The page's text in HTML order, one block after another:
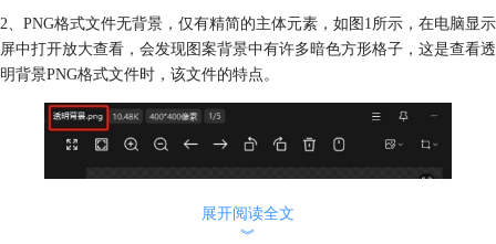
2、PNG格式文件无背景，仅有精简的主体元素，如图1所示，在电脑显示
屏中打开放大查看，会发现图案背景中有许多暗色方形格子，这是查看透
明背景PNG格式文件时，该文件的特点。
展开阅读全文
︾